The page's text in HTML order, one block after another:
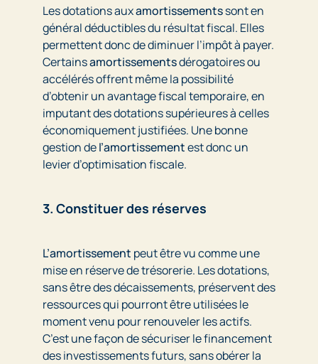
Les dotations auxamortissementssont en
général déductibles du résultat fiscal. Elles
permettent donc de diminuer l’impôt à payer.
Certainsamortissementsdérogatoires ou
accélérés offrent même la possibilité
d’obtenir un avantage fiscal temporaire, en
imputant des dotations supérieures à celles
économiquement justifiées. Une bonne
gestion del’amortissementest donc un
levier d’optimisation fiscale.
3. Constituer des réserves
L’amortissement peut être vu comme une
mise en réserve de trésorerie. Les dotations,
sans être des décaissements, préservent des
ressources qui pourront être utilisées le
moment venu pour renouveler les actifs.
C’est une façon de sécuriser le financement
des investissements futurs, sans obérer la